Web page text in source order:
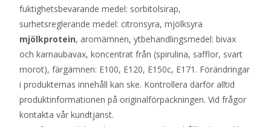
fuktighetsbevarande medel: sorbitolsirap,
surhetsreglerande medel: citronsyra, mjölksyra
mjölkprotein, aromämnen, ytbehandlingsmedel: bivax
och karnaubavax, koncentrat från (spirulina, safflor, svart
morot), färgämnen: E100, E120, E150c, E171. Förändringar
i produkternas innehåll kan ske. Kontrollera därför alltid
produktinformationen på originalförpackningen. Vid frågor
kontakta vår kundtjänst.